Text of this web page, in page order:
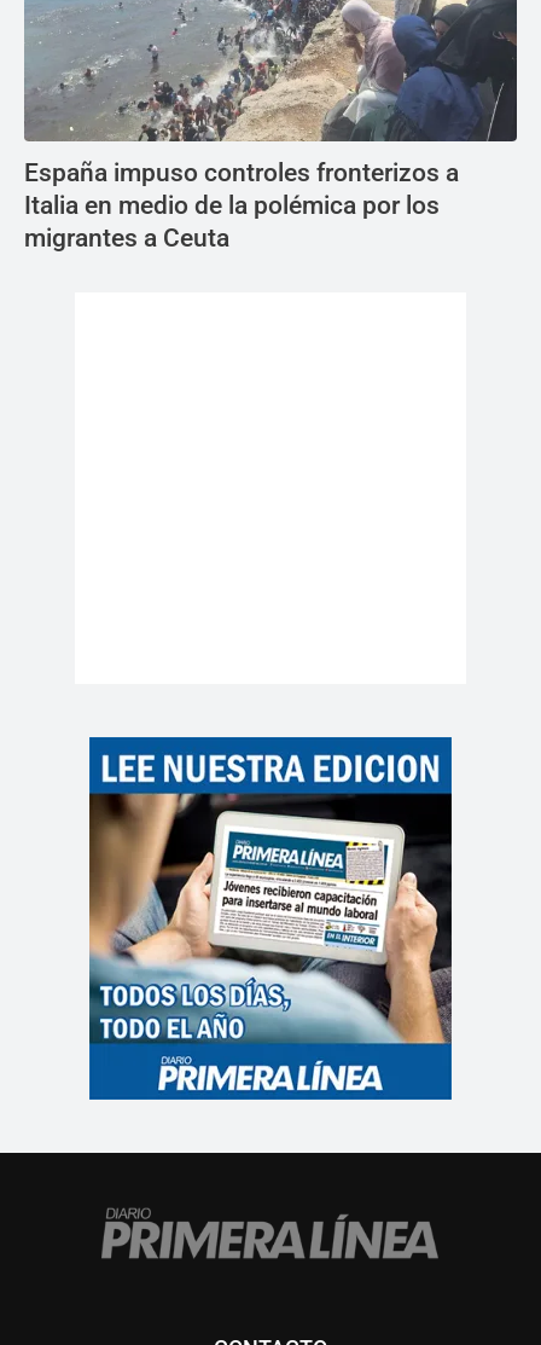
España impuso controles fronterizos a
Italia en medio de la polémica por los
migrantes a Ceuta